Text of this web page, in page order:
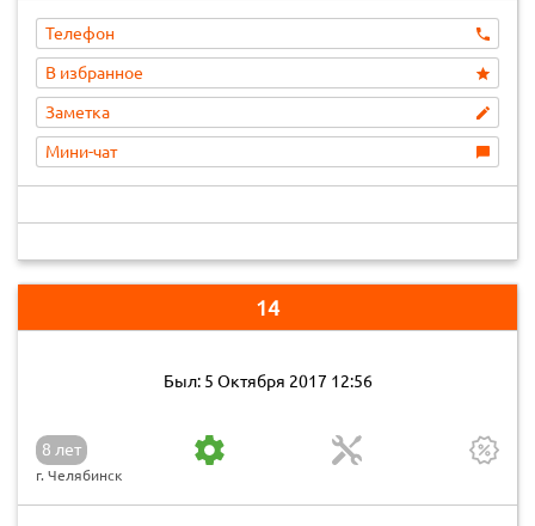
Телефон
В избранное
Заметка
Мини-чат
14
Был: 5 Октября 2017 12:56
8 лет
г. Челябинск